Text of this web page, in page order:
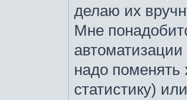
делаю их
Мне
автоматизации
надо поменять
статистику)